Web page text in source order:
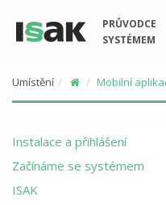
PRŮVODCE
SYSTÉMEM
Umístění Mobilní
Instalace a přihlášení
Začínáme se systémem
ISAK